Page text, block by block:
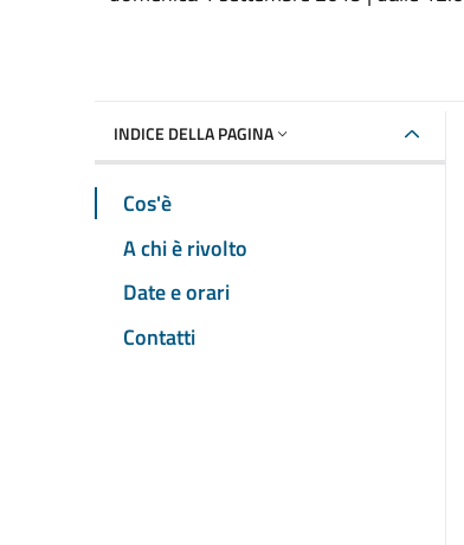
INDICE DELLA PAGINA
Cos'è
A chi è rivolto
Date e orari
Contatti